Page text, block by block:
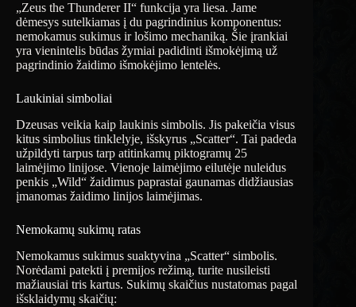
„Zeus the Thunderer II“ funkcija yra liesa. Jame
dėmesys sutelkiamas į du pagrindinius komponentus:
nemokamus sukimus ir lošimo mechaniką. Šie įrankiai
yra vienintelis būdas žymiai padidinti išmokėjimą už
pagrindinio žaidimo išmokėjimo lentelės.
Laukiniai simboliai
Dzeusas veikia kaip laukinis simbolis. Jis pakeičia visus
kitus simbolius tinklelyje, išskyrus „Scatter“. Tai padeda
užpildyti tarpus tarp atitinkamų piktogramų 25
laimėjimo linijose. Vienoje laimėjimo eilutėje nuleidus
penkis „Wild“ žaidimus paprastai gaunamas didžiausias
įmanomas žaidimo linijos laimėjimas.
Nemokamų sukimų ratas
Nemokamus sukimus suaktyvina „Scatter“ simbolis.
Norėdami patekti į premijos režimą, turite nusileisti
mažiausiai tris kartus. Sukimų skaičius nustatomas pagal
išsklaidymų skaičių: